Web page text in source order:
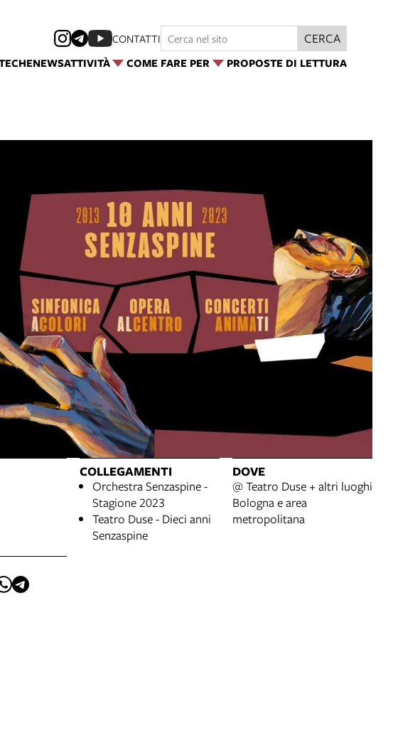
NEWSATTIVITÀ COME FARE PER PROPOSTE DI LETTURA
CONTATTI CERCA
COLLEGAMENTI
Orchestra Senzaspine -
Stagione 2023
Teatro Duse - Dieci anni
Senzaspine
DOVE
@ Teatro Duse + altri luoghi
Bologna e area
metropolitana